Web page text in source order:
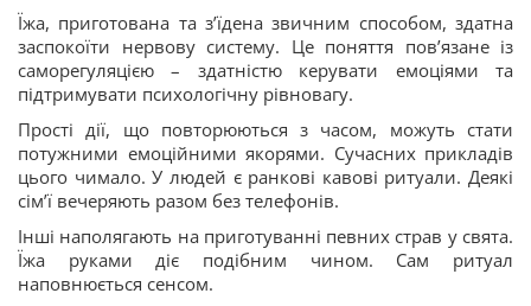
Їжа, приготована та з’їдена звичним способом, здатна
заспокоїти нервову систему. Це поняття пов’язане із
саморегуляцією – здатністю керувати емоціями та
підтримувати психологічну рівновагу.
Прості дії, що повторюються з часом, можуть стати
потужними емоційними якорями. Сучасних прикладів
цього чимало. У людей є ранкові кавові ритуали. Деякі
сім’ї вечеряють разом без телефонів.
Інші наполягають на приготуванні певних страв у свята.
Їжа руками діє подібним чином. Сам ритуал
наповнюється сенсом.